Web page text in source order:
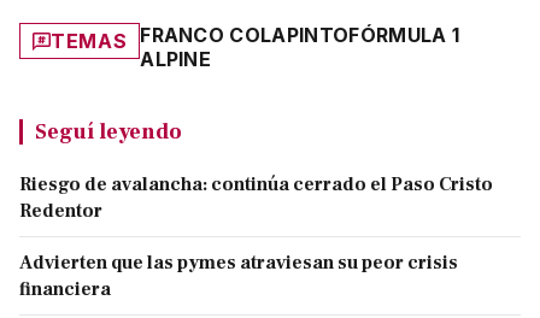
TEMAS FRANCO COLAPINTOFÓRMULA 1
ALPINE
Seguí leyendo
Riesgo de avalancha: continúa cerrado el Paso Cristo
Redentor
Advierten que las pymes atraviesan su peor crisis
financiera